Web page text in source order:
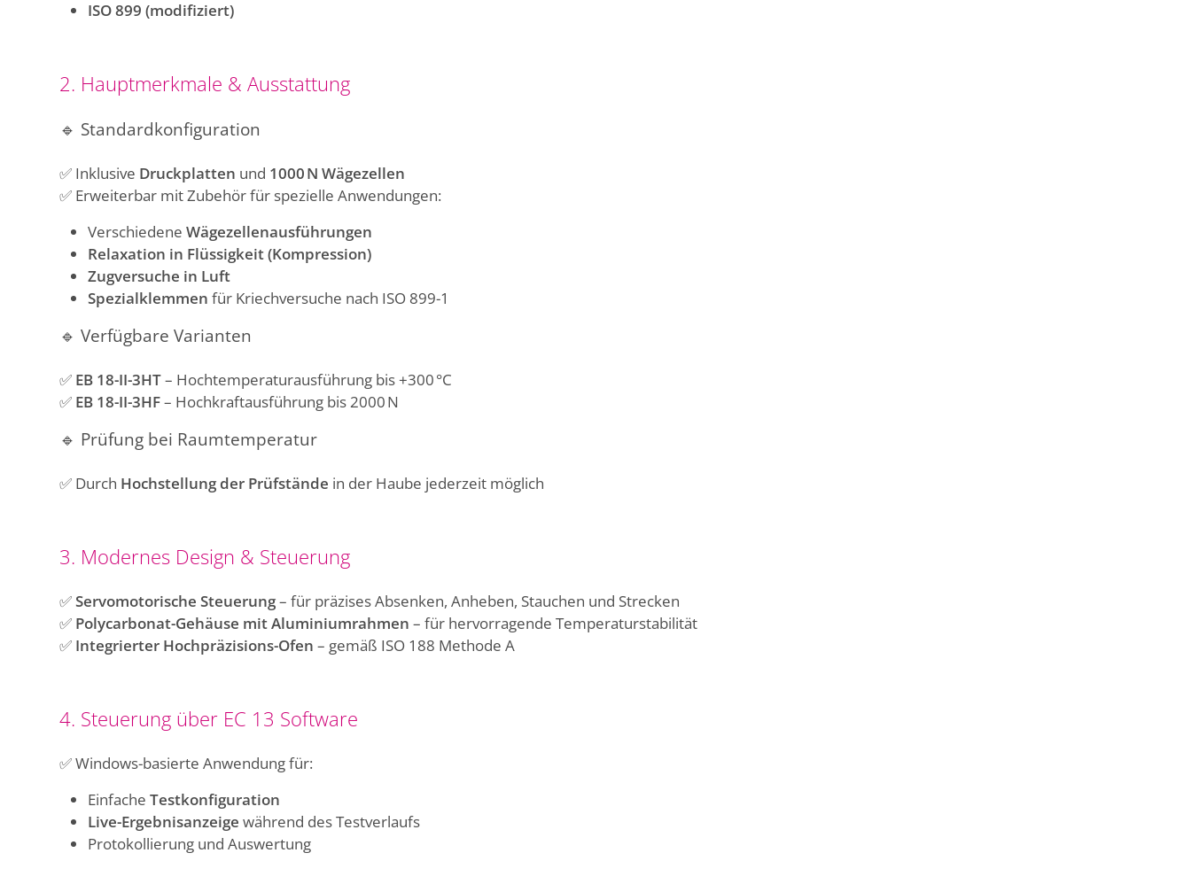
ISO 899 (modifiziert)
2. Hauptmerkmale & Ausstattung
🔹 Standardkonfiguration
✅ Inklusive Druckplatten und 1000 N Wägezellen
✅ Erweiterbar mit Zubehör für spezielle Anwendungen:
VerschiedeneWägezellenausführungen
Relaxation in Flüssigkeit (Kompression)
Zugversuche in Luft
Spezialklemmen für Kriechversuche nach ISO 899-1
🔹Verfügbare Varianten
✅ EB 18-II-3HT– Hochtemperaturausführung bis +300 °C
✅ EB 18-II-3HF– Hochkraftausführung bis 2000 N
🔹 Prüfung bei Raumtemperatur
✅ Durch Hochstellung der Prüfstände in der Haube jederzeit möglich
3. Modernes Design & Steuerung
✅Servomotorische Steuerung– für präzises Absenken, Anheben, Stauchen und Strecken
✅ Polycarbonat-Gehäuse mit Aluminiumrahmen – für hervorragende Temperaturstabilität
✅ Integrierter Hochpräzisions-Ofen – gemäß ISO 188 Methode A
4. Steuerung über EC 13 Software
✅ Windows-basierte Anwendung für:
EinfacheTestkonfiguration
Live-Ergebnisanzeige während des Testverlaufs
Protokollierung und Auswertung